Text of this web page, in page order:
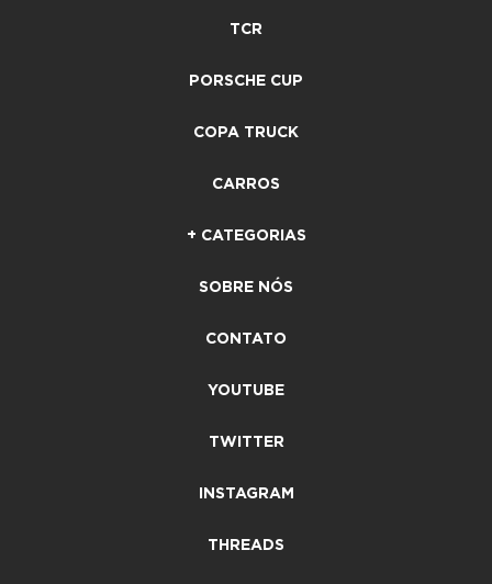
TCR
PORSCHE CUP
COPA TRUCK
CARROS
+ CATEGORIAS
SOBRE NÓS
CONTATO
YOUTUBE
TWITTER
INSTAGRAM
THREADS